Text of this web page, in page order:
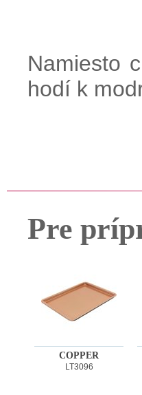
Namiesto
hodí k
Pre
COPPER
LT3096